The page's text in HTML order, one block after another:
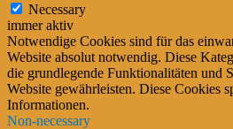
Necessary
immer aktiv
Notwendige Cookies sind für das
Website absolut notwendig. Diese
die grundlegende Funktionalitäten und
Website gewährleisten. Diese Cookies
Informationen.
Non-necessary